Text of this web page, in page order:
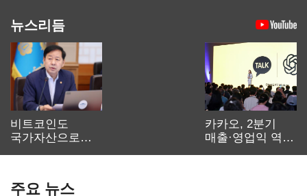
뉴스리듬
비트코인도
국가자산으로…'
카카오, 2분기
매출·영업익 역대
주요 뉴스